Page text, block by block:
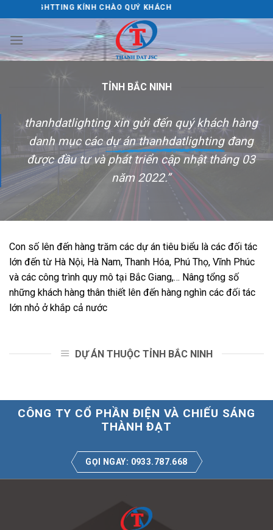
to
content
ĐẠT LIGHTTING KÍNH CHÀO QUÝ KHÁCH
TỈNH BẮC NINH
thanhdatlighting xin gửi đến quý khách hàng
danh mục cácdự án thanhdatlighting đang
được đầu tư và phát triển cập nhật tháng 03
năm 2022.”
Con số lên đến hàng trăm các dự án tiêu biểu là các đối tác
lớn đến từ Hà Nội, Hà Nam, Thanh Hóa, Phú Thọ, Vĩnh Phúc
và các công trình quy mô tại Bắc Giang,… Nâng tổng số
những khách hàng thân thiết lên đến hàng nghìn các đối tác
lớn nhỏ ở khắp cả nước
DỰ ÁN THUỘC TỈNH BẮC NINH
CÔNG TY CỔ PHẦN ĐIỆN VÀ CHIẾU SÁNG
THÀNH ĐẠT
GỌI NGAY: 0933.787.668